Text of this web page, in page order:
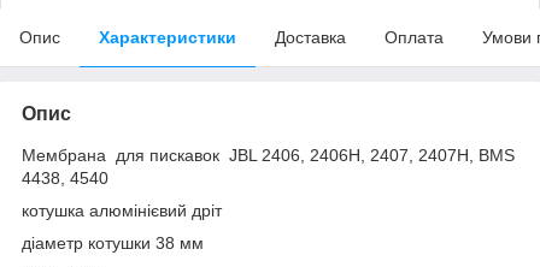
Опис Характеристики Доставка Оплата Умови
Опис
Мембрана для пискавок JBL 2406, 2406H, 2407, 2407H, BMS
4438, 4540
котушка алюмінієвий дріт
діаметр котушки 38 мм